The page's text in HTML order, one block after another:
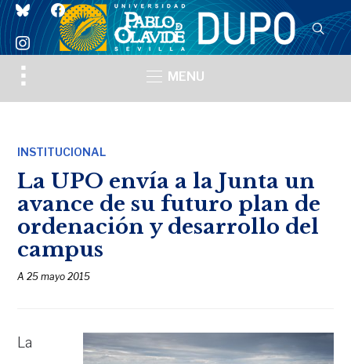
blueskyfacebook
instagram
Toggle
sidebar
MENU
INSTITUCIONAL
La UPO envía a la Junta un
avance de su futuro plan de
ordenación y desarrollo del
campus
A25 mayo 2015
La